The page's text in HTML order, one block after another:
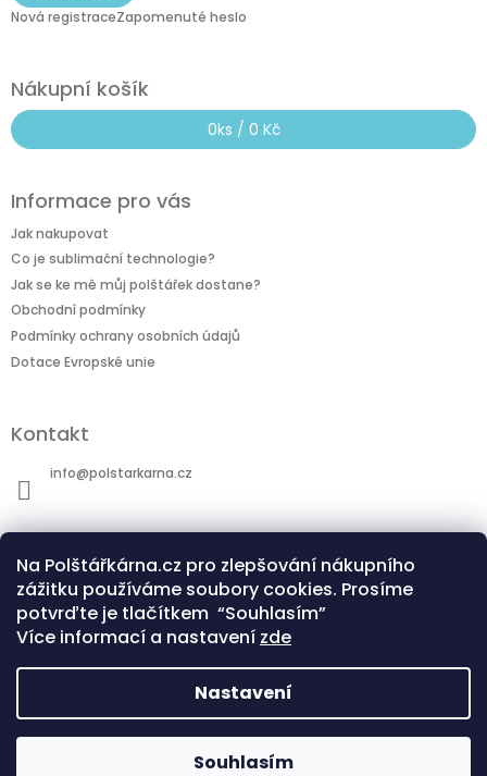
Na Polštářkárna.cz pro zlepšování nákupního
zážitku používáme soubory cookies. Prosíme
potvrďte je tlačítkem “Souhlasím”
Více informací a nastavení zde
Nastavení
Souhlasím
Nová registraceZapomenuté heslo
Nákupní košík
0ks / 0 Kč
Informace pro vás
Jak nakupovat
Co je sublimační technologie?
Jak se ke mě můj polštářek dostane?
Obchodní podmínky
Podmínky ochrany osobních údajů
Dotace Evropské unie
Kontakt
info@polstarkarna.cz
Dotace Evropské unie Co je sublimační technologie?
Copyright 2026Polštářkárna.cz